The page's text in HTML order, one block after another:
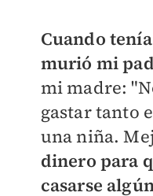
Cuando
murió mi
mi madre:
gastar tanto
una niña.
dinero para
casarse